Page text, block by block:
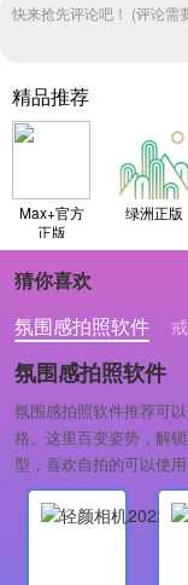
快来抢先评论吧！ (评论需
精品推荐
Max+官方
正版
绿洲正版
猜你喜欢
氛围感拍照软件
氛围感拍照软件
氛围感拍照软件推荐可
格。这里百变姿势，解
型，喜欢自拍的可以使用